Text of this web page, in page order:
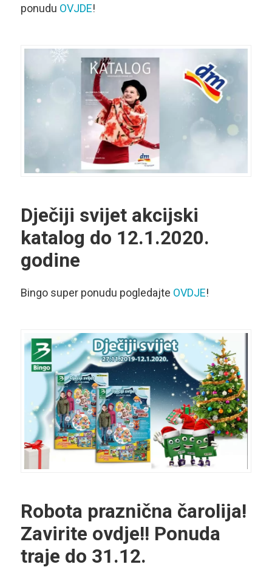
ponudu OVJDE!
Dječiji svijet akcijski
katalog do 12.1.2020.
godine
Bingo super ponudu pogledajte OVDJE!
Robota praznična čarolija!
Zavirite ovdje!! Ponuda
traje do 31.12.